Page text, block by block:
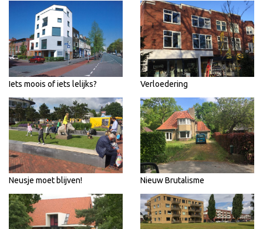
Iets moois of iets lelijks? Verloedering
Neusje moet blijven! Nieuw Brutalisme